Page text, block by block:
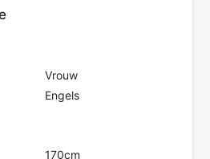
Vrouw
Engels
170cm